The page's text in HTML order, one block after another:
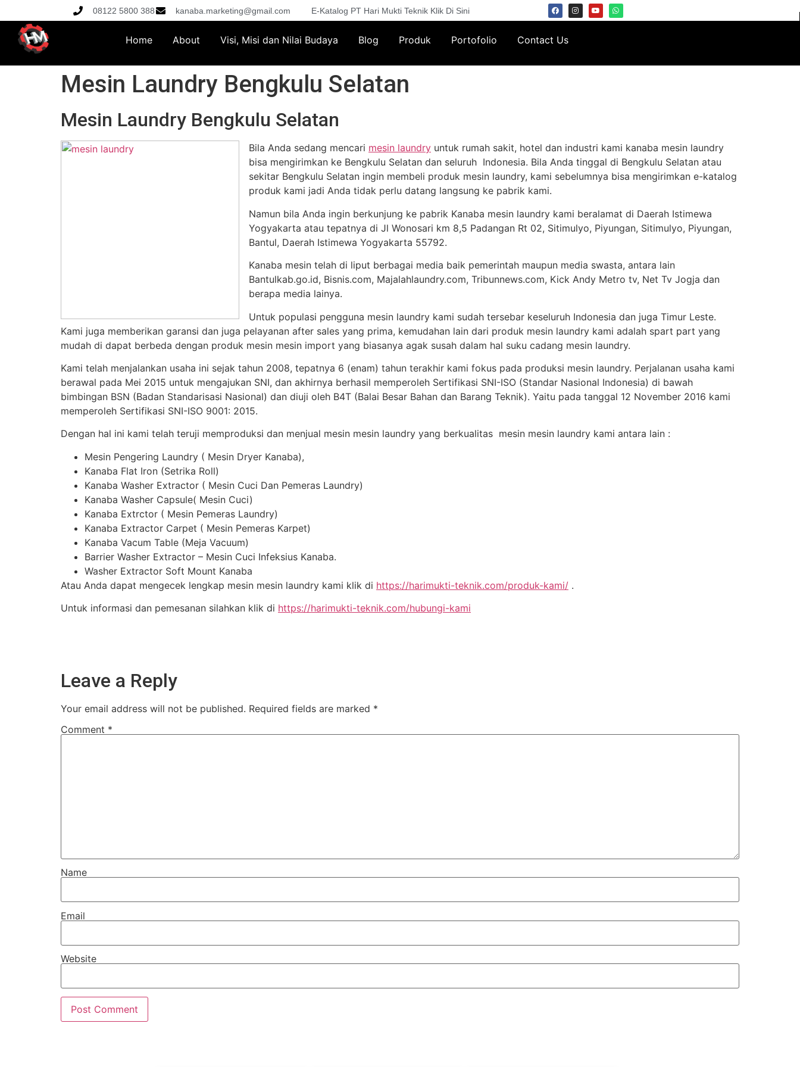
08122 5800 388 kanaba.marketing@gmail.com E-Katalog PT Hari Mukti Teknik Klik Di Sini
Home About Visi, Misi dan Nilai Budaya Blog Produk Portofolio Contact Us
Mesin Laundry Bengkulu Selatan
Mesin Laundry Bengkulu Selatan
Bila Anda sedang mencari mesin laundry untuk rumah sakit, hotel dan industri kami kanaba mesin laundry
bisa mengirimkan ke Bengkulu Selatan dan seluruh Indonesia. Bila Anda tinggal di Bengkulu Selatan atau
sekitar Bengkulu Selatan ingin membeli produk mesin laundry, kami sebelumnya bisa mengirimkan e-katalog
produk kami jadi Anda tidak perlu datang langsung ke pabrik kami.
Namun bila Anda ingin berkunjung ke pabrik Kanaba mesin laundry kami beralamat di Daerah Istimewa
Yogyakarta atau tepatnya di Jl Wonosari km 8,5 Padangan Rt 02, Sitimulyo, Piyungan, Sitimulyo, Piyungan,
Bantul, Daerah Istimewa Yogyakarta 55792.
Kanaba mesin telah di liput berbagai media baik pemerintah maupun media swasta, antara lain
Bantulkab.go.id, Bisnis.com, Majalahlaundry.com, Tribunnews.com, Kick Andy Metro tv, Net Tv Jogja dan
berapa media lainya.
Untuk populasi pengguna mesin laundry kami sudah tersebar keseluruh Indonesia dan juga Timur Leste.
Kami juga memberikan garansi dan juga pelayanan after sales yang prima, kemudahan lain dari produk mesin laundry kami adalah spart part yang
mudah di dapat berbeda dengan produk mesin mesin import yang biasanya agak susah dalam hal suku cadang mesin laundry.
Kami telah menjalankan usaha ini sejak tahun 2008, tepatnya 6 (enam) tahun terakhir kami fokus pada produksi mesin laundry. Perjalanan usaha kami
berawal pada Mei 2015 untuk mengajukan SNI, dan akhirnya berhasil memperoleh Sertifikasi SNI-ISO (Standar Nasional Indonesia) di bawah
bimbingan BSN (Badan Standarisasi Nasional) dan diuji oleh B4T (Balai Besar Bahan dan Barang Teknik). Yaitu pada tanggal 12 November 2016 kami
memperoleh Sertifikasi SNI-ISO 9001: 2015.
Dengan hal ini kami telah teruji memproduksi dan menjual mesin mesin laundry yang berkualitas mesin mesin laundry kami antara lain :
Mesin Pengering Laundry ( Mesin Dryer Kanaba),
Kanaba Flat Iron (Setrika Roll)
Kanaba Washer Extractor ( Mesin Cuci Dan Pemeras Laundry)
Kanaba Washer Capsule( Mesin Cuci)
Kanaba Extrctor ( Mesin Pemeras Laundry)
Kanaba Extractor Carpet ( Mesin Pemeras Karpet)
Kanaba Vacum Table (Meja Vacuum)
Barrier Washer Extractor – Mesin Cuci Infeksius Kanaba.
Washer Extractor Soft Mount Kanaba
Atau Anda dapat mengecek lengkap mesin mesin laundry kami klik di https://harimukti-teknik.com/produk-kami/ .
Untuk informasi dan pemesanan silahkan klik di https://harimukti-teknik.com/hubungi-kami
Leave a Reply
Your email address will not be published. Required fields are marked *
Comment *
Name
Email
Website